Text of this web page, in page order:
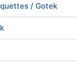
/ Gotek